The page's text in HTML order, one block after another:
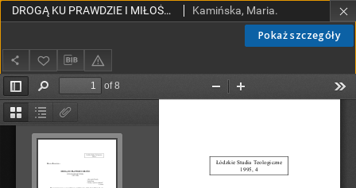
Pokaż szczegóły
DROGĄ KU PRAWDZIE I MIŁOŚCI. STEFANIA SKWARCZYŃSKA(1902–1988) Kamińska, Maria.